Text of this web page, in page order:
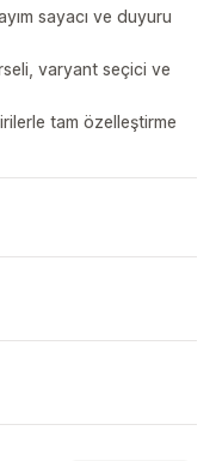
sayacı ve duyuru
varyant seçici ve
tam özelleştirme